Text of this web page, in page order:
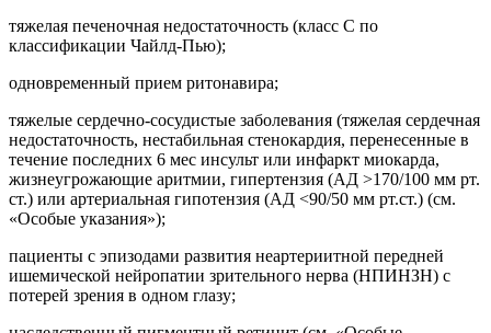
тяжелая печеночная недостаточность (класс С по
классификации Чайлд-Пью);
одновременный прием ритонавира;
тяжелые сердечно-сосудистые заболевания (тяжелая сердечная
недостаточность, нестабильная стенокардия, перенесенные в
течение последних 6 мес инсульт или инфаркт миокарда,
жизнеугрожающие аритмии, гипертензия (АД >170/100 мм рт.
ст.) или артериальная гипотензия (АД <90/50 мм рт.ст.) (см.
«Особые указания»);
пациенты с эпизодами развития неартериитной передней
ишемической нейропатии зрительного нерва (НПИНЗН) с
потерей зрения в одном глазу;